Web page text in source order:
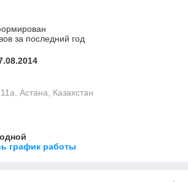
за последний год
Астана, Казахстан
график работы